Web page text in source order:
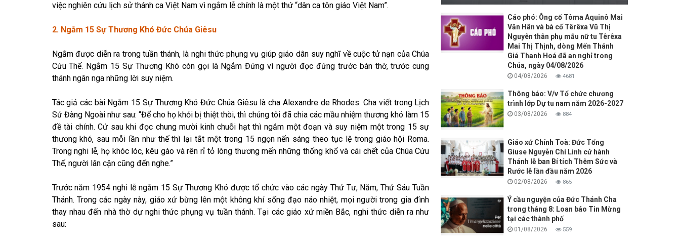
việc nghiên cứu lịch sử thánh ca Việt Nam vì ngắm lễ chính là một thứ “dân ca tôn giáo Việt Nam”.
2. Ngắm 15 Sự Thương Khó Đức Chúa Giêsu
Ngắm được diễn ra trong tuần thánh, là nghi thức phụng vụ giúp giáo dân suy nghĩ về cuộc tử nạn của Chúa
Cứu Thế. Ngắm 15 Sự Thương Khó còn gọi là Ngắm Đứng vì người đọc đứng trước bàn thờ, trước cung
thánh ngân nga những lời suy niệm.
Tác giả các bài Ngắm 15 Sự Thương Khó Đức Chúa Giêsu là cha Alexandre de Rhodes. Cha viết trong Lịch
Sử Đàng Ngoài như sau: “Để cho họ khỏi bị thiệt thòi, thì chúng tôi đã chia các mầu nhiệm thương khó làm 15
đề tài chính. Cứ sau khi đọc chung mười kinh chuỗi hạt thì ngắm một đoạn và suy niệm một trong 15 sự
thương khó, sau mỗi lần như thế thì lại tắt một trong 15 ngọn nến sáng theo tục lệ trong giáo hội Roma.
Trong nghi lễ, họ khóc lóc, kêu gào và rên rỉ tỏ lòng thương mến những thống khổ và cái chết của Chúa Cứu
Thế, người lân cận cũng đến nghe.”
Trước năm 1954 nghi lễ ngắm 15 Sự Thương Khó được tổ chức vào các ngày Thứ Tư, Năm, Thứ Sáu Tuần
Thánh. Trong các ngày này, giáo xứ bừng lên một không khí sống đạo náo nhiệt, mọi người trong gia đình
thay nhau đến nhà thờ dự nghi thức phụng vụ tuần thánh. Tại các giáo xứ miền Bắc, nghi thức diễn ra như
sau:
Cáo phó: Ông cố Tôma Aquinô Mai
Văn Hân và bà cố Têrêxa Vũ Thị
Nguyên thân phụ mẫu nữ tu Têrêxa
Mai Thị Thịnh, dòng Mến Thánh
Giá Thanh Hoá đã an nghỉ trong
Chúa, ngày 04/08/2026
04/08/2026 4681
Thông báo: V/v Tổ chức chương
trình lớp Dự tu nam năm 2026-2027
03/08/2026 884
Giáo xứ Chính Toà: Đức Tổng
Giuse Nguyễn Chí Linh cử hành
Thánh lễ ban Bí tích Thêm Sức và
Rước lễ lần đầu năm 2026
02/08/2026 865
Ý cầu nguyện của Đức Thánh Cha
trong tháng 8: Loan báo Tin Mừng
tại các thành phố
01/08/2026 559